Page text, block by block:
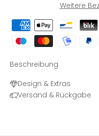
Weitere
Beschreibung
Design & Extras
Versand & Rückgabe